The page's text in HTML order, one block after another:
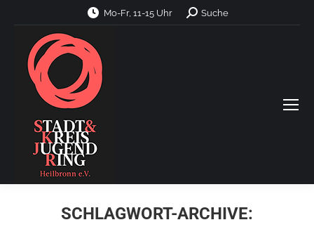
Mo-Fr, 11-15 Uhr Search:
Suche
SCHLAGWORT-ARCHIVE: